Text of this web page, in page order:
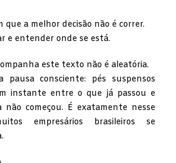
que a melhor decisão não é correr.
e entender onde se está.
este texto não é aleatória.
pausa consciente: pés suspensos
instante entre o que já passou e
não começou. É exatamente nesse
empresários brasileiros se